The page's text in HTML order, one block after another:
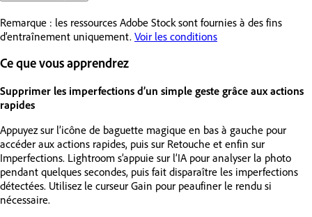
Remarque : les ressources Adobe Stock sont fournies à des fins
d’entraînement uniquement. Voir les conditions
Ce que vous apprendrez
Supprimer les imperfections d’un simple geste grâce aux actions
rapides
Appuyez sur l’icône de baguette magique en bas à gauche pour
accéder aux actions rapides, puis sur Retouche et enfin sur
Imperfections. Lightroom s’appuie sur l’IA pour analyser la photo
pendant quelques secondes, puis fait disparaître les imperfections
détectées. Utilisez le curseur Gain pour peaufiner le rendu si
nécessaire.